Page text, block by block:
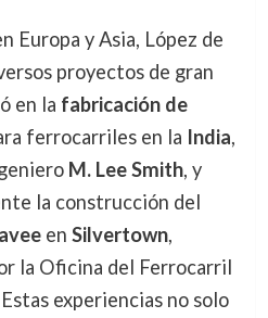
Europa y Asia, López de
proyectos de gran
en la fabricación de
ferrocarriles en la India,
M. Lee Smith, y
la construcción del
en Silvertown,
la Oficina del Ferrocarril
experiencias no solo